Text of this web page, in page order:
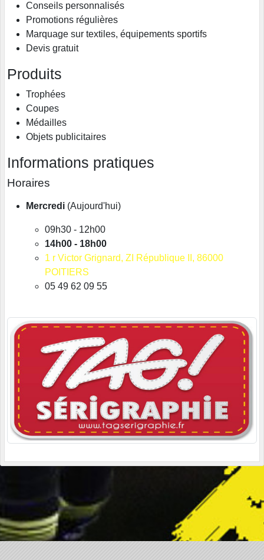
Conseils personnalisés
Promotions régulières
Marquage sur textiles, équipements sportifs
Devis gratuit
Produits
Trophées
Coupes
Médailles
Objets publicitaires
Informations pratiques
Horaires
Mercredi (Aujourd'hui)
09h30 - 12h00
14h00 - 18h00
1 r Victor Grignard, ZI République II , 86000
POITIERS
05 49 62 09 55